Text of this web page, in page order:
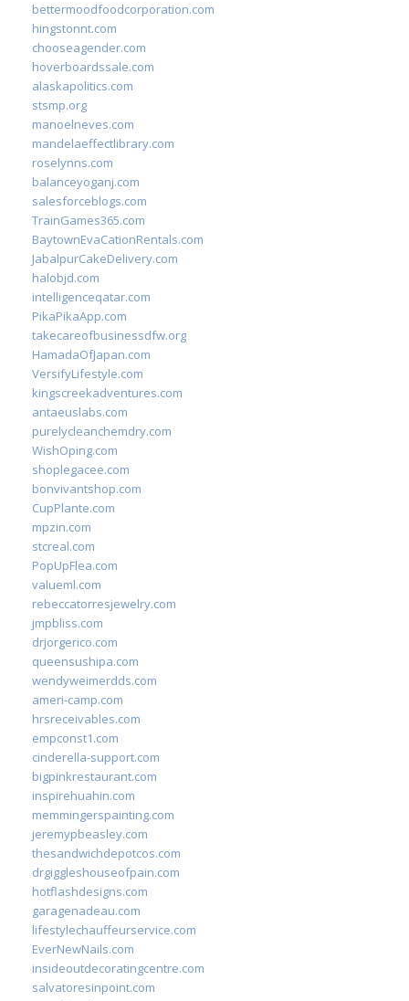
bettermoodfoodcorporation.com
hingstonnt.com
chooseagender.com
hoverboardssale.com
alaskapolitics.com
stsmp.org
manoelneves.com
mandelaeffectlibrary.com
roselynns.com
balanceyoganj.com
salesforceblogs.com
TrainGames365.com
BaytownEvaCationRentals.com
JabalpurCakeDelivery.com
halobjd.com
intelligenceqatar.com
PikaPikaApp.com
takecareofbusinessdfw.org
HamadaOfJapan.com
VersifyLifestyle.com
kingscreekadventures.com
antaeuslabs.com
purelycleanchemdry.com
WishOping.com
shoplegacee.com
bonvivantshop.com
CupPlante.com
mpzin.com
stcreal.com
PopUpFlea.com
valueml.com
rebeccatorresjewelry.com
jmpbliss.com
drjorgerico.com
queensushipa.com
wendyweimerdds.com
ameri-camp.com
hrsreceivables.com
empconst1.com
cinderella-support.com
bigpinkrestaurant.com
inspirehuahin.com
memmingerspainting.com
jeremypbeasley.com
thesandwichdepotcos.com
drgiggleshouseofpain.com
hotflashdesigns.com
garagenadeau.com
lifestylechauffeurservice.com
EverNewNails.com
insideoutdecoratingcentre.com
salvatoresinpoint.com